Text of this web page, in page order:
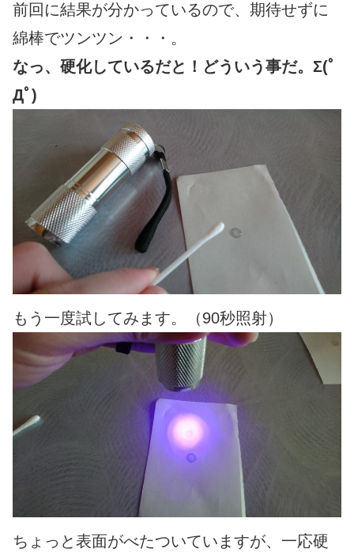
前回に結果が分かっているので、期待せずに
綿棒でツンツン・・・。
なっ、硬化しているだと！どういう事だ。Σ(ﾟ
Дﾟ)
もう一度試してみます。（90秒照射）
ちょっと表面がべたついていますが、一応硬